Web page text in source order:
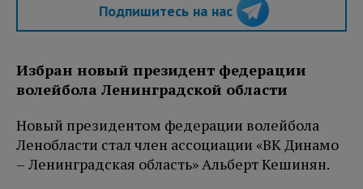
Подпишитесь на нас
Избран новый президент федерации
волейбола Ленинградской области
Новый президентом федерации волейбола
Ленобласти стал член ассоциации «ВК Динамо
– Ленинградская область» Альберт Кешинян.